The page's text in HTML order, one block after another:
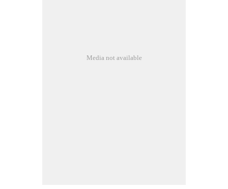
Media not available